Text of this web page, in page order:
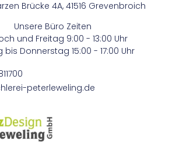
Brücke 4A, 41516 Grevenbroich
Unsere Büro Zeiten
und Freitag 9:00 - 13:00 Uhr
bis Donnerstag 15:00 - 17:00 Uhr
peterleweling.de